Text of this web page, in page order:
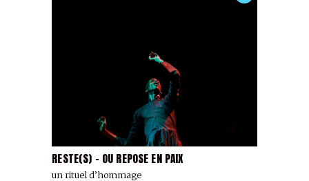
RESTE(S) - OU REPOSE EN PAIX
un rituel d’hommage